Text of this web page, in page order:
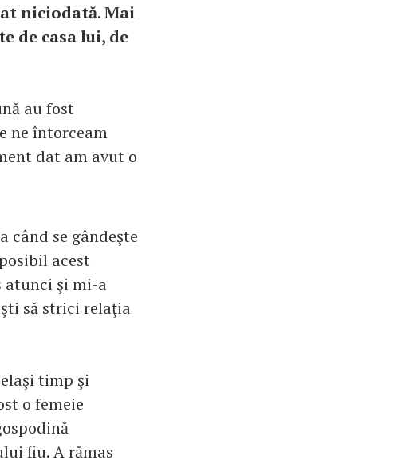
niciodată. Mai
de casa lui, de
au fost
ne întorceam
dat am avut o
când se gândeşte
acest
atunci şi mi-a
să strici relaţia
timp şi
o femeie
fiu. A rămas